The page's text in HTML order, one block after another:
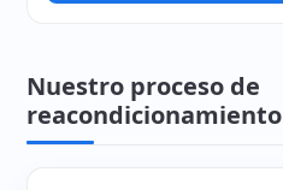
Nuestro proceso de
reacondicionamiento